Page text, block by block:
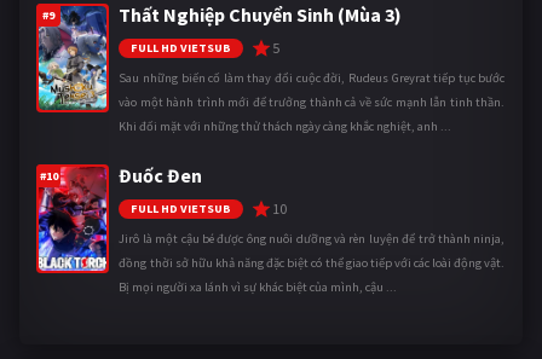
#9 Thất Nghiệp Chuyển Sinh (Mùa 3)
FULL HD VIETSUB 5
Sau những biến cố làm thay đổi cuộc đời, Rudeus Greyrat tiếp tục bước
vào một hành trình mới để trưởng thành cả về sức mạnh lẫn tinh thần.
Khi đối mặt với những thử thách ngày càng khắc nghiệt, anh ...
#10 Đuốc Đen
FULL HD VIETSUB 10
Jirô là một cậu bé được ông nuôi dưỡng và rèn luyện để trở thành ninja,
đồng thời sở hữu khả năng đặc biệt có thể giao tiếp với các loài động vật.
Bị mọi người xa lánh vì sự khác biệt của mình, cậu ...